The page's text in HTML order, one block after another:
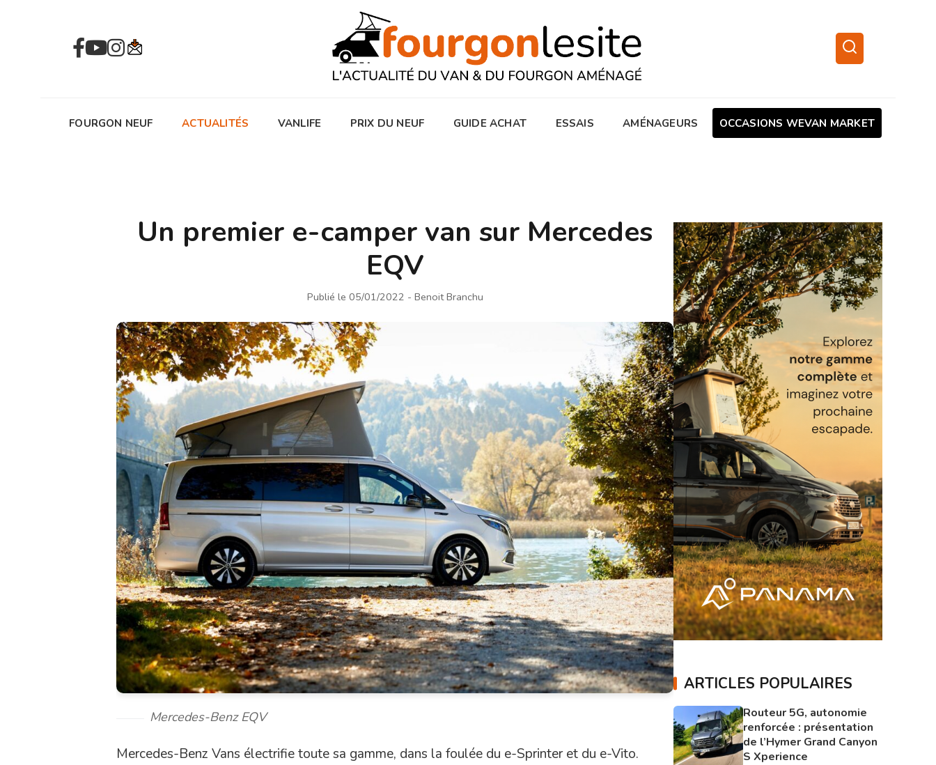
FOURGON NEUF ACTUALITÉS VANLIFE PRIX DU NEUF GUIDE ACHAT ESSAIS AMÉNAGEURS OCCASIONS WEVAN MARKET
Un premier e-camper van sur Mercedes
EQV
Publié le 05/01/2022 - Benoit Branchu
Mercedes-Benz EQV
Mercedes-Benz Vans électrifie toute sa gamme, dans la foulée du e-Sprinter et du e-Vito.
ARTICLES POPULAIRES
Routeur 5G, autonomie
renforcée : présentation
de l’Hymer Grand Canyon
S Xperience